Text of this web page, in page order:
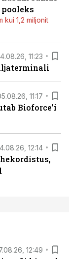
kui 1,2 miljonit
11:23
11:17
Bioforce’i
12:14
12:49